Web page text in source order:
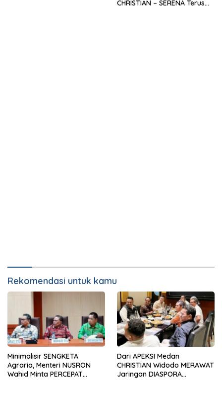
CHRISTIAN – SERENA Terus
Rekomendasi untuk kamu
Minimalisir SENGKETA
Agraria, Menteri NUSRON
Wahid Minta PERCEPAT
Dari APEKSI Medan
CHRISTIAN Widodo MERAWAT
Jaringan DIASPORA